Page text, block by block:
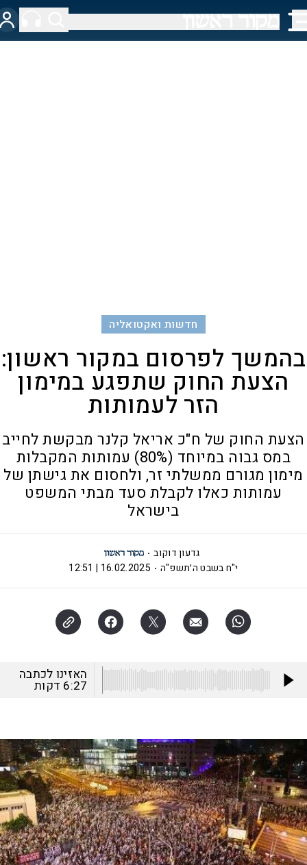
חדשות ואקטואליה
בהמשך לפרסום במקור ראשון:
הצעת החוק שתפגע במימון
הזר לעמותות
הצעת החוק של ח"כ אריאל קלנר מבקשת לחייב
במס גבוה במיוחד (80%) עמותות המקבלות
מימון מגורם ממשלתי זר, ולחסום את גישתן של
עמותות כאלו לקבלת סעד מבתי המשפט
בישראל
גדעון דוקוב
י"ח בשבט ה׳תשפ"ה
16.02.2025 | 12:51
האזינו לכתבה
6:27 דקות